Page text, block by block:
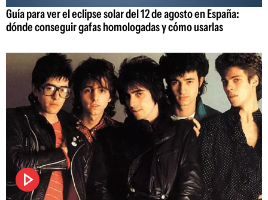
Guía para ver el eclipse solar del 12 de agosto en España:
dónde conseguir gafas homologadas y cómo usarlas